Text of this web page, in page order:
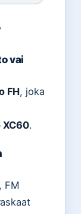
vai
FH, joka
XC60.
FM